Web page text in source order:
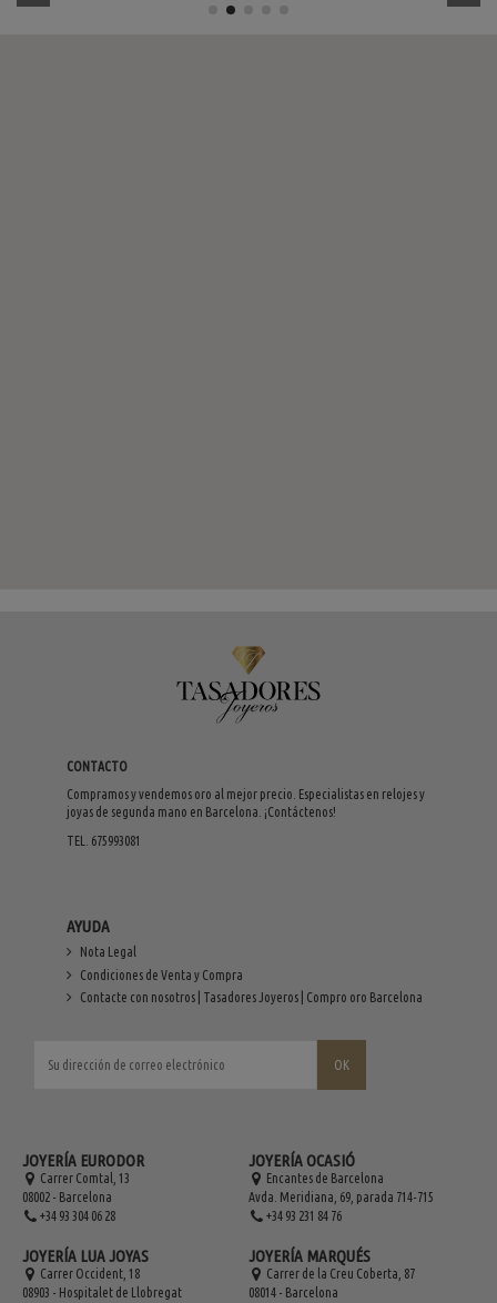
CONTACTO
Compramos y vendemos oro al mejor precio. Especialistas en relojes y
joyas de segunda mano en Barcelona. ¡Contáctenos!
TEL. 675993081
AYUDA
Nota Legal
Condiciones de Venta y Compra
Contacte con nosotros | Tasadores Joyeros | Compro oro Barcelona
JOYERÍA EURODOR
Carrer Comtal, 13
08002 - Barcelona
+34 93 304 06 28
JOYERÍA LUA JOYAS
Carrer Occident, 18
08903 - Hospitalet de Llobregat
JOYERÍA OCASIÓ
Encantes de Barcelona
Avda. Meridiana, 69, parada 714-715
+34 93 231 84 76
JOYERÍA MARQUÉS
Carrer de la Creu Coberta, 87
08014 - Barcelona